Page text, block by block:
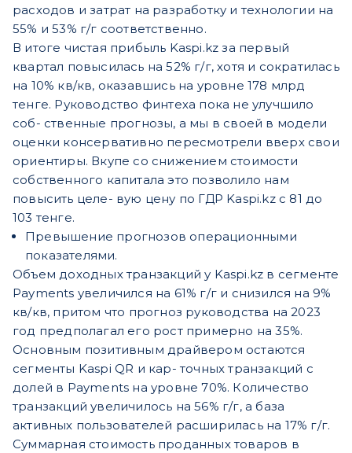
расходов и затрат на разработку и технологии на
55% и 53% г/г соответственно.
В итоге чистая прибыль Kaspi.kz за первый
квартал повысилась на 52% г/г, хотя и сократилась
на 10% кв/кв, оказавшись на уровне 178 млрд
тенге. Руководство финтеха пока не улучшило
соб- ственные прогнозы, а мы в своей в модели
оценки консервативно пересмотрели вверх свои
ориентиры. Вкупе со снижением стоимости
собственного капитала это позволило нам
повысить целе- вую цену по ГДР Kaspi.kz с 81 до
103 тенге.
Превышение прогнозов операционными
показателями.
Объем доходных транзакций у Kaspi.kz в сегменте
Payments увеличился на 61% г/г и снизился на 9%
кв/кв, притом что прогноз руководства на 2023
год предполагал его рост примерно на 35%.
Основным позитивным драйвером остаются
сегменты Kaspi QR и кар- точных транзакций с
долей в Payments на уровне 70%. Количество
транзакций увеличилось на 56% г/г, а база
активных пользователей расширилась на 17% г/г.
Суммарная стоимость проданных товаров в